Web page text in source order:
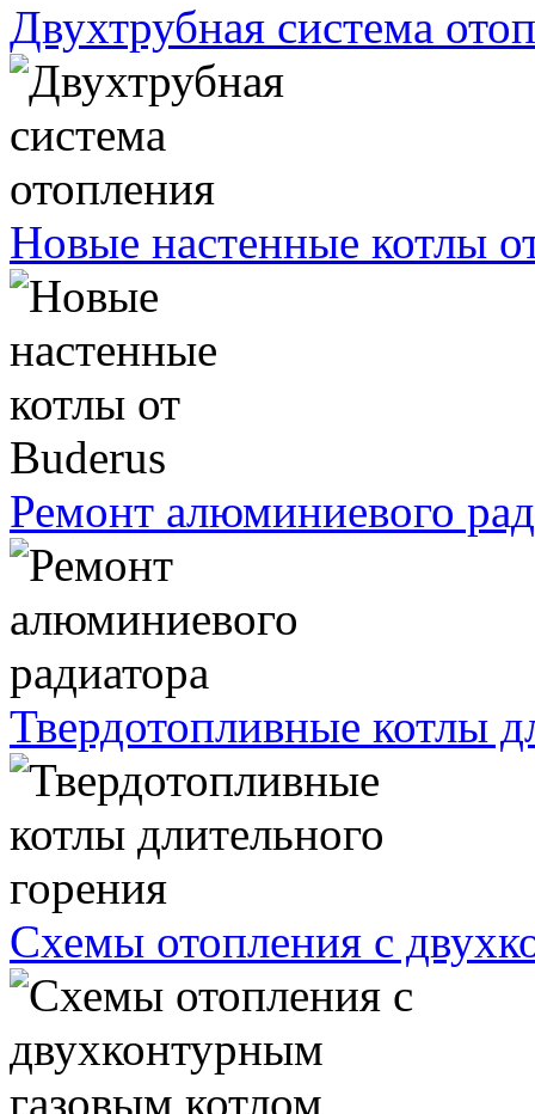
Двухтрубная система
Новые настенные котлы
Ремонт алюминиевого
Твердотопливные котлы
Схемы отопления с